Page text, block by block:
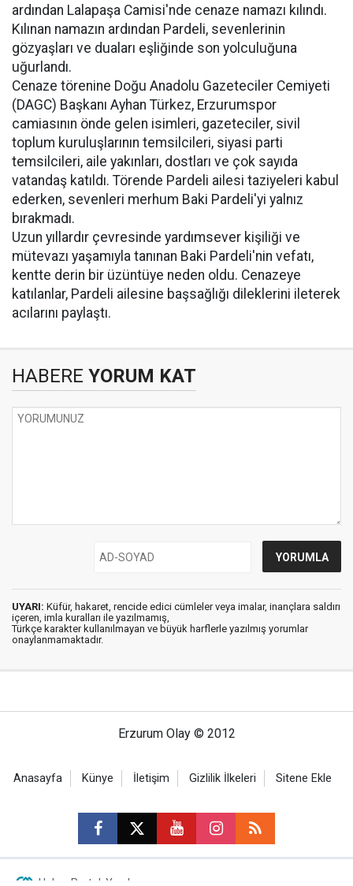
ardından Lalapaşa Camisi'nde cenaze namazı kılındı.
Kılınan namazın ardından Pardeli, sevenlerinin
gözyaşları ve duaları eşliğinde son yolculuğuna
uğurlandı.
Cenaze törenine Doğu Anadolu Gazeteciler Cemiyeti
(DAGC) Başkanı Ayhan Türkez, Erzurumspor
camiasının önde gelen isimleri, gazeteciler, sivil
toplum kuruluşlarının temsilcileri, siyasi parti
temsilcileri, aile yakınları, dostları ve çok sayıda
vatandaş katıldı. Törende Pardeli ailesi taziyeleri kabul
ederken, sevenleri merhum Baki Pardeli'yi yalnız
bırakmadı.
Uzun yıllardır çevresinde yardımsever kişiliği ve
mütevazı yaşamıyla tanınan Baki Pardeli'nin vefatı,
kentte derin bir üzüntüye neden oldu. Cenazeye
katılanlar, Pardeli ailesine başsağlığı dileklerini ileterek
acılarını paylaştı.
HABERE YORUM KAT
UYARI: Küfür, hakaret, rencide edici cümleler veya imalar, inançlara saldırı
içeren, imla kuralları ile yazılmamış,
Türkçe karakter kullanılmayan ve büyük harflerle yazılmış yorumlar
onaylanmamaktadır.
Erzurum Olay © 2012
Anasayfa Künye İletişim Gizlilik İlkeleri Sitene Ekle
Haber Portalı Yazılımı